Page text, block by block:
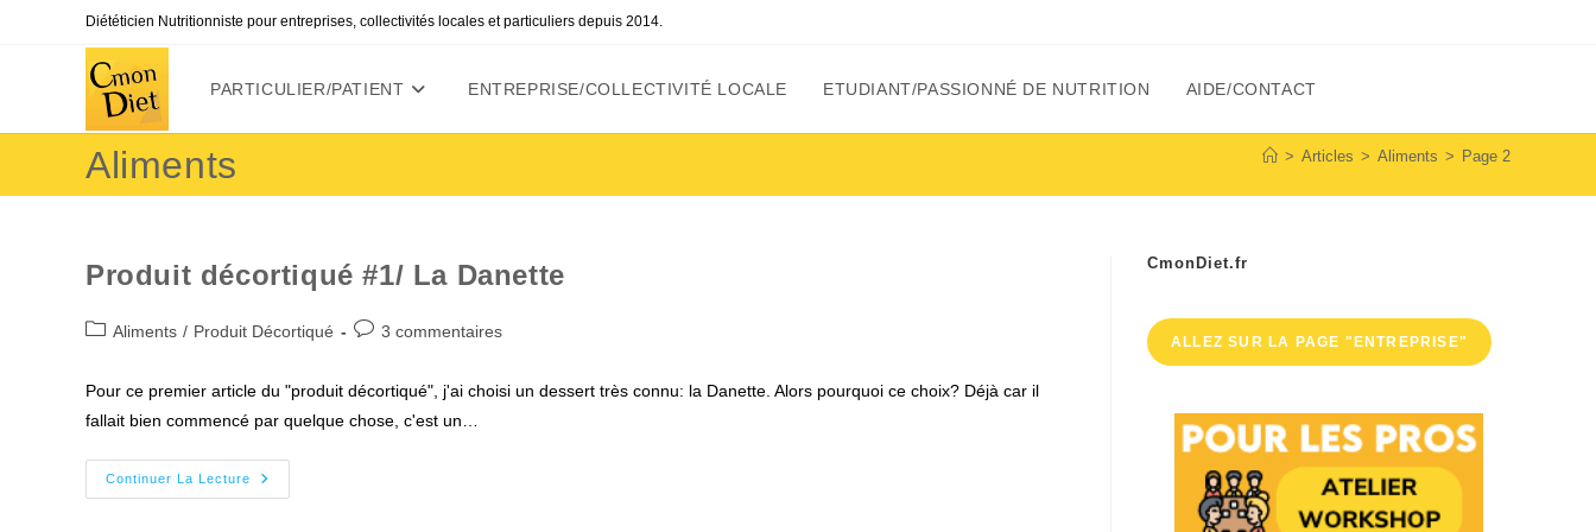
Diététicien Nutritionniste pour entreprises, collectivités locales et particuliers depuis 2014.
PARTICULIER/PATIENT ENTREPRISE/COLLECTIVITÉ LOCALE ETUDIANT/PASSIONNÉ DE NUTRITION AIDE/CONTACT
Aliments > Articles > Aliments > Page 2
Produit décortiqué #1/ La Danette
PostAliments / Produit Décortiqué
Commentaires
publication :
3 commentaires
Pour ce premier article du "produit décortiqué", j'ai choisi un dessert très connu: la Danette. Alors pourquoi ce choix? Déjà car il
fallait bien commencé par quelque chose, c'est un…
Continuer La Lecture
Produit
Décortiqué
CmonDiet.fr
ALLEZ SUR LA PAGE "ENTREPRISE"